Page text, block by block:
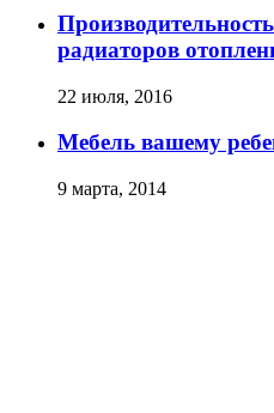
радиаторов
22 июля, 2016
Мебель вашему
9 марта, 2014